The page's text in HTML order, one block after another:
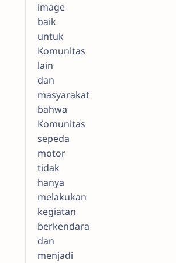
image
baik
untuk
Komunitas
lain
dan
masyarakat
bahwa
Komunitas
sepeda
motor
tidak
hanya
melakukan
kegiatan
berkendara
dan
menjadi